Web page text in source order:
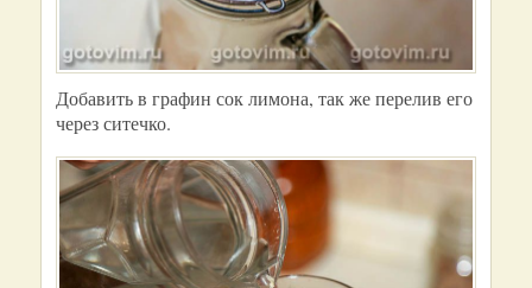
Добавить в графин сок лимона, так же перелив его
через ситечко.